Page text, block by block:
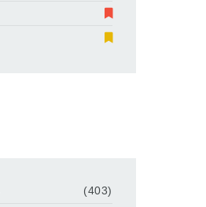
(403)